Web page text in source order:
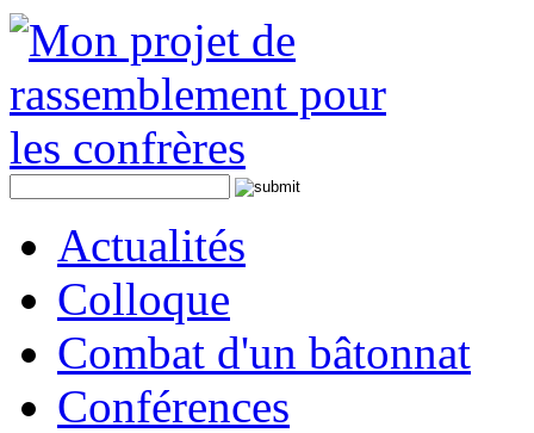
Actualités
Colloque
Combat d'un bâtonnat
Conférences